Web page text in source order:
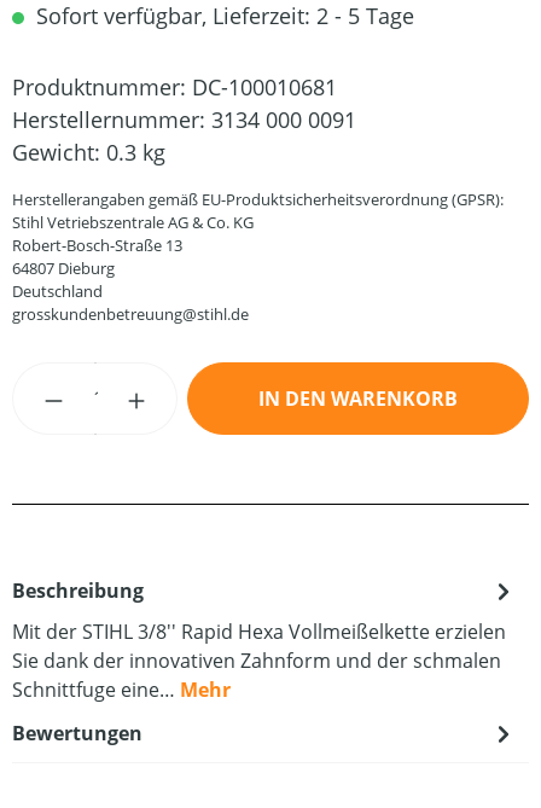
Sofort verfügbar, Lieferzeit: 2 - 5 Tage
Produktnummer: DC-100010681
Herstellernummer: 3134 000 0091
Gewicht: 0.3 kg
Herstellerangaben gemäß EU-Produktsicherheitsverordnung (GPSR):
Stihl Vetriebszentrale AG & Co. KG
Robert-Bosch-Straße 13
64807 Dieburg
Deutschland
grosskundenbetreuung@stihl.de
Produkt Anzahl: Gib den gewünschten
IN DEN WARENKORB
Beschreibung
Mit der STIHL 3/8'' Rapid Hexa Vollmeißelkette erzielen
Sie dank der innovativen Zahnform und der schmalen
Schnittfuge eine… Mehr
Bewertungen